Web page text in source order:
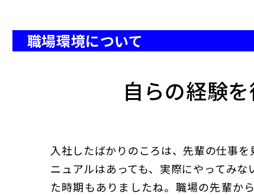
職場環境について
自らの経験
入社したばかりのころは、先輩の仕事
ニュアルはあっても、実際にやってみ
た時期もありましたね。職場の先輩か